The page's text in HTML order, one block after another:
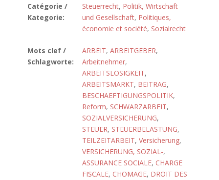
Catégorie /
Kategorie:
Steuerrecht, Politik, Wirtschaft
und Gesellschaft, Politiques,
économie et société, Sozialrecht
Mots clef /
Schlagworte:
ARBEIT, ARBEITGEBER,
Arbeitnehmer,
ARBEITSLOSIGKEIT,
ARBEITSMARKT, BEITRAG,
BESCHAEFTIGUNGSPOLITIK,
Reform, SCHWARZARBEIT,
SOZIALVERSICHERUNG,
STEUER, STEUERBELASTUNG,
TEILZEITARBEIT, Versicherung,
VERSICHERUNG, SOZIAL-,
ASSURANCE SOCIALE, CHARGE
FISCALE, CHOMAGE, DROIT DES